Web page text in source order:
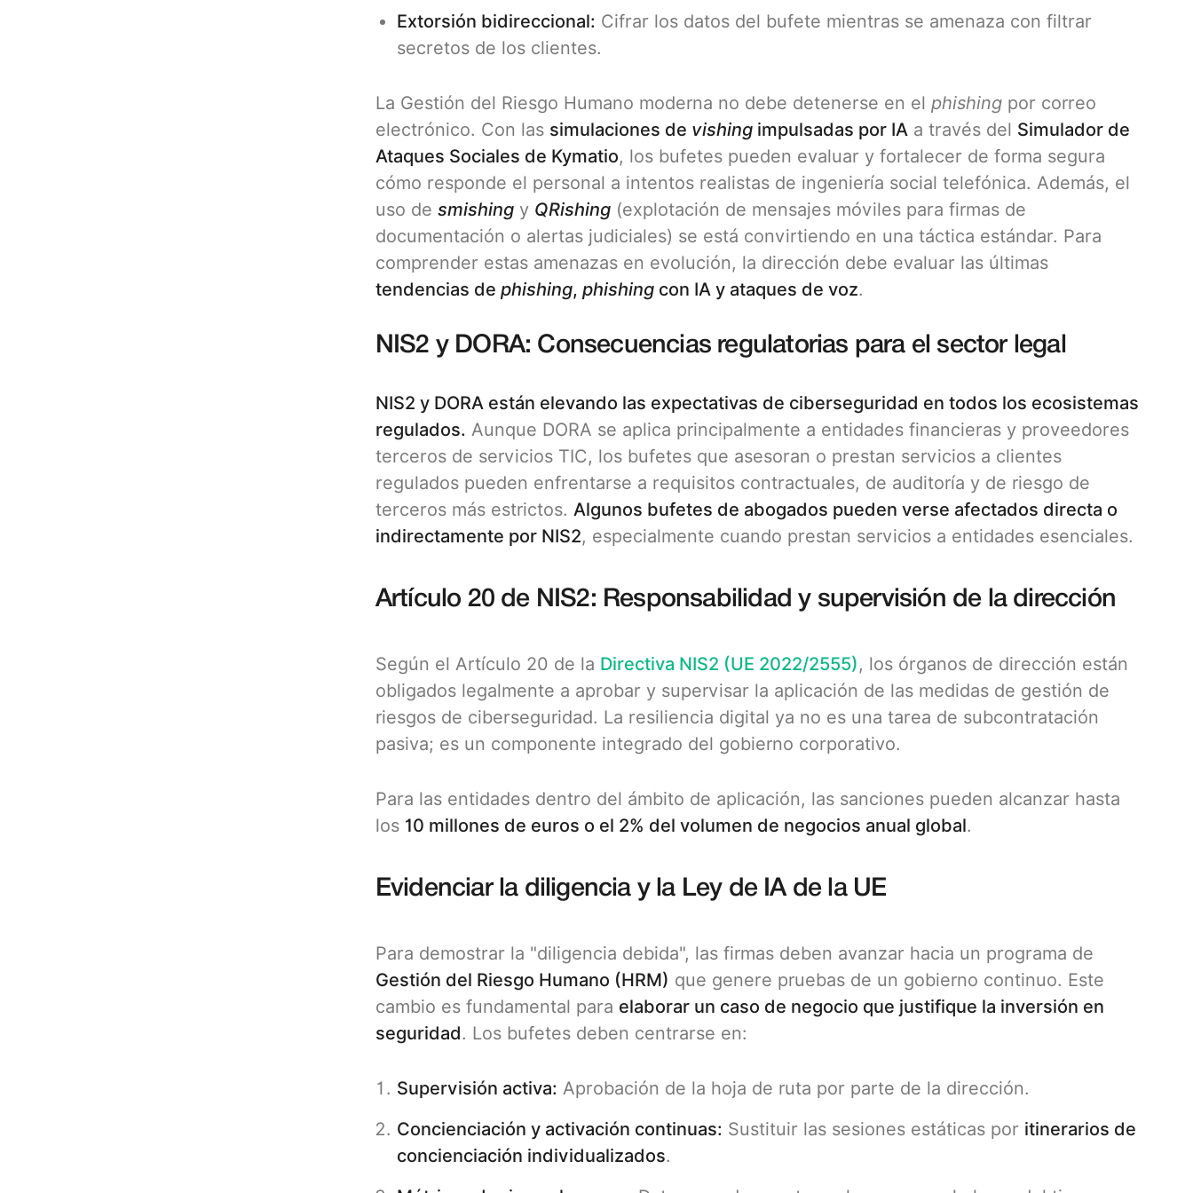
Extorsión bidireccional: Cifrar los datos del bufete mientras se amenaza con filtrar
secretos de los clientes.
La Gestión del Riesgo Humano moderna no debe detenerse en el phishingpor correo
electrónico. Con las simulaciones de vishingimpulsadas por IAa través del Simulador de
Ataques Sociales de Kymatio, los bufetes pueden evaluar y fortalecer de forma segura
cómo responde el personal a intentos realistas de ingeniería social telefónica. Además, el
uso de smishingy QRishing(explotación de mensajes móviles para firmas de
documentación o alertas judiciales) se está convirtiendo en una táctica estándar. Para
comprender estas amenazas en evolución, la dirección debe evaluar las últimas
tendencias de phishing, phishingcon IA y ataques de voz.
NIS2 y DORA: Consecuencias regulatorias para el sector legal
NIS2 y DORA están elevando las expectativas de ciberseguridad en todos los ecosistemas
regulados. Aunque DORA se aplica principalmente a entidades financieras y proveedores
terceros de servicios TIC, los bufetes que asesoran o prestan servicios a clientes
regulados pueden enfrentarse a requisitos contractuales, de auditoría y de riesgo de
terceros más estrictos. Algunos bufetes de abogados pueden verse afectados directa o
indirectamente por NIS2, especialmente cuando prestan servicios a entidades esenciales.
Artículo 20 de NIS2: Responsabilidad y supervisión de la dirección
Según el Artículo 20 de la Directiva NIS2 (UE 2022/2555), los órganos de dirección están
obligados legalmente a aprobar y supervisar la aplicación de las medidas de gestión de
riesgos de ciberseguridad. La resiliencia digital ya no es una tarea de subcontratación
pasiva; es un componente integrado del gobierno corporativo.
Para las entidades dentro del ámbito de aplicación, las sanciones pueden alcanzar hasta
los 10 millones de euros o el 2% del volumen de negocios anual global.
Evidenciar la diligencia y la Ley de IA de la UE
Para demostrar la "diligencia debida", las firmas deben avanzar hacia un programa de
Gestión del Riesgo Humano (HRM) que genere pruebas de un gobierno continuo. Este
cambio es fundamental para elaborar un caso de negocio que justifique la inversión en
seguridad. Los bufetes deben centrarse en:
Supervisión activa: Aprobación de la hoja de ruta por parte de la dirección.
Concienciación y activación continuas: Sustituir las sesiones estáticas por itinerarios de
concienciación individualizados.